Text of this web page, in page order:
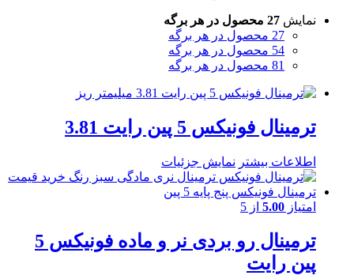
نمایش 27 محصول در هر برگه
27 محصول در هر برگه
54 محصول در هر برگه
81 محصول در هر برگه
ترمینال فونیکس 5 پین رایت 3.81
اطلاعات بیشتر نمایش جزئیات
امتیاز 5.00 از 5
ترمینال رو بردی نر و ماده فونیکس 5
پین رایت